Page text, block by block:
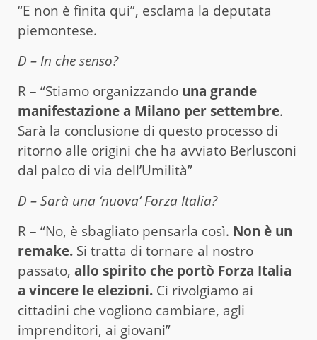
“E non è finita qui”, esclama la deputata
piemontese.
D – In che senso?
R – “Stiamo organizzando una grande
manifestazione a Milano per settembre.
Sarà la conclusione di questo processo di
ritorno alle origini che ha avviato Berlusconi
dal palco di via dell’Umilità”
D – Sarà una ‘nuova’ Forza Italia?
R – “No, è sbagliato pensarla così. Non è un
remake. Si tratta di tornare al nostro
passato, allo spirito che portò Forza Italia
a vincere le elezioni. Ci rivolgiamo ai
cittadini che vogliono cambiare, agli
imprenditori, ai giovani”